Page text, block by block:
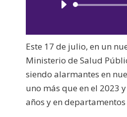
Este 17 de julio, en un
Ministerio de Salud
siendo alarmantes en
uno más que en el 2023
años y en